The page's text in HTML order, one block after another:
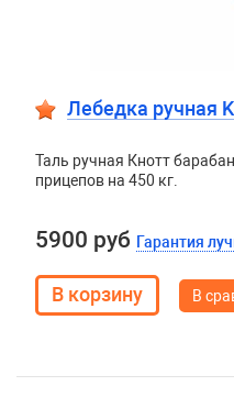
Лебедка ручная
Таль ручная Кнотт
прицепов на 450 кг.
5900 руб Гарантия
В